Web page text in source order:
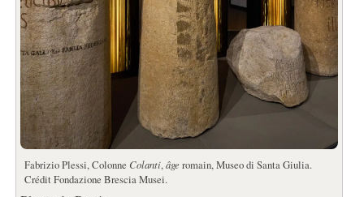
Fabrizio Plessi, Colonne Colanti,âge romain, Museo di Santa Giulia.
Crédit Fondazione Brescia Musei.